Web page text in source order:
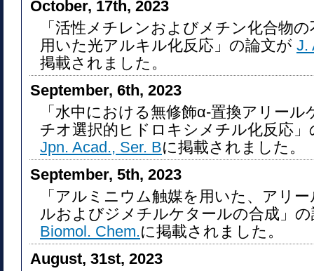
October, 17th, 2023
「活性メチレンおよびメチン化合物
用いた光アルキル化反応」の論文が J.
掲載されました。
September, 6th, 2023
「水中における無修飾α-置換アリー
チオ選択的ヒドロキシメチル化反応
Jpn. Acad., Ser. Bに掲載されました。
September, 5th, 2023
「アルミニウム触媒を用いた、アリ
ルおよびジメチルケタールの合成」
Biomol. Chem.に掲載されました。
August, 31st, 2023